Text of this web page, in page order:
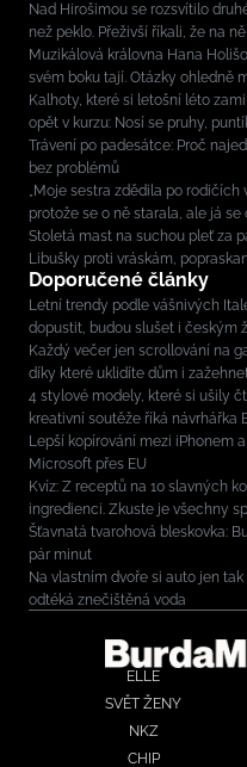
Nad Hirošimou se rozsvítilo
než peklo. Přeživší říkali, že na
Muzikálová královna Hana
svém boku tají. Otázky ohledně
Kalhoty, které si letošní léto
opět v kurzu: Nosí se pruhy,
Trávení po padesátce: Proč
bez problémů
„Moje sestra zdědila po rodičích
protože se o ně starala, ale já
Stoletá mast na suchou pleť za
Libušky proti vráskám,
Doporučené články
Letní trendy podle vášnivých
dopustit, budou slušet i českým
Každý večer jen scrollování na
díky které uklidíte dům i
4 stylové modely, které si ušily
kreativní soutěže říká návrhářka
Lepší kopírování mezi iPhonem
Microsoft přes EU
Kvíz: Z receptů na 10 slavných
ingredienci. Zkuste je všechny
Šťavnatá tvarohová bleskovka:
pár minut
Na vlastním dvoře si auto jen
odtéká znečištěná voda
ELLE
SVĚT ŽENY
NKZ
CHIP